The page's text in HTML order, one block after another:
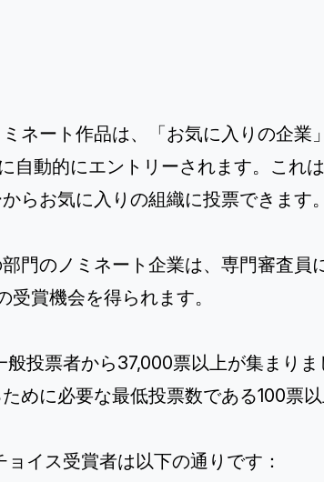
ネート作品は、「お気に入りの企業
自動的にエントリーされます。これ
らお気に入りの組織に投票できます。
門のノミネート企業は、専門審査
賞機会を得られます。
投票者から37,000票以上が集まり
めに必要な最低投票数である100票以
イス受賞者は以下の通りです：